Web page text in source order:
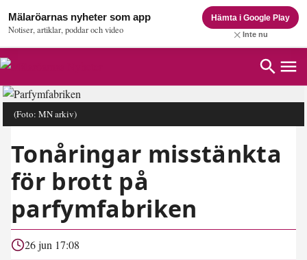
Mälaröarnas nyheter som app
Notiser, artiklar, poddar och video
Hämta i Google Play
Inte nu
(Foto: MN arkiv)
Tonåringar misstänkta
för brott på
parfymfabriken
26 jun 17:08